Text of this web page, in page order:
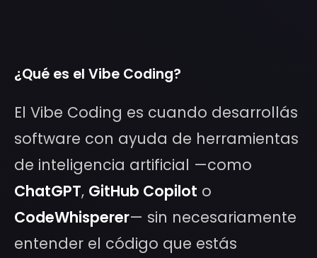
¿Qué es el Vibe Coding?
El Vibe Coding es cuando desarrollás
software con ayuda de herramientas
de inteligencia artificial —como
ChatGPT, GitHub Copilot o
CodeWhisperer— sin necesariamente
entender el código que estás